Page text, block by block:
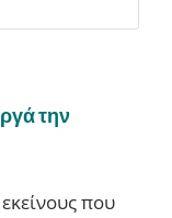
την
που